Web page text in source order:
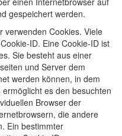
gespeichert werden.
verwenden Cookies. Viele
ID. Eine Cookie-ID ist
Sie besteht aus einer
und Server dem
werden können, in dem
es den besuchten
Browser der
die andere
Ein bestimmter